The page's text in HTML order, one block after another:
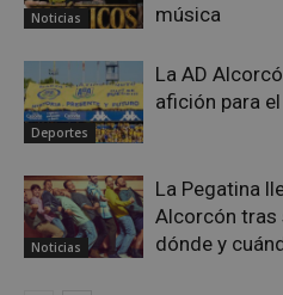
Noticias
música
Deportes
La AD
afición para
Noticias
La Pegatina
Alcorcón tras
dónde y